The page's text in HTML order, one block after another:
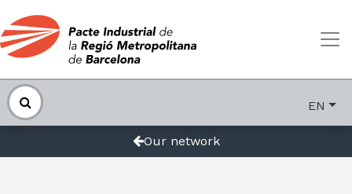
EN
Our network